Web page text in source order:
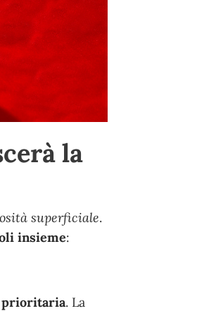
la
superficiale.
insieme:
prioritaria. La